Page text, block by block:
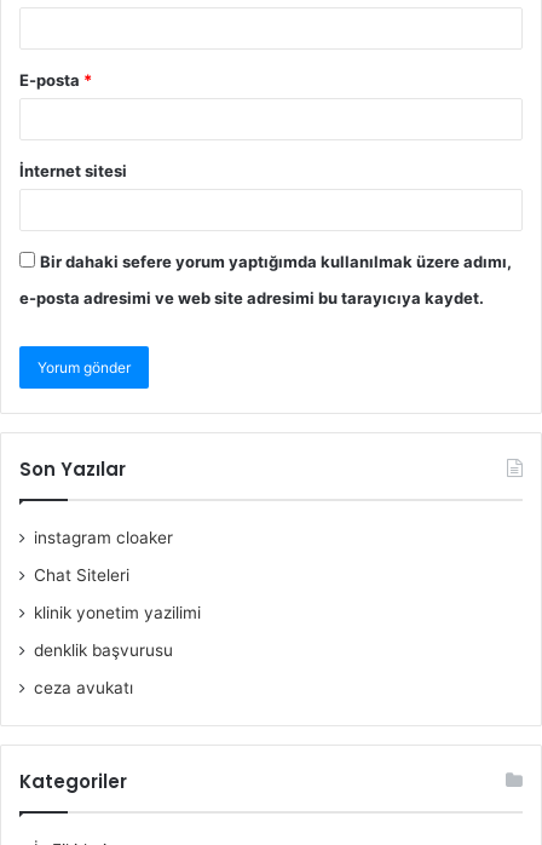
E-posta *
İnternet sitesi
Bir dahaki sefere yorum yaptığımda kullanılmak üzere adımı,
e-posta adresimi ve web site adresimi bu tarayıcıya kaydet.
Son Yazılar
instagram cloaker
Chat Siteleri
klinik yonetim yazilimi
denklik başvurusu
ceza avukatı
Kategoriler